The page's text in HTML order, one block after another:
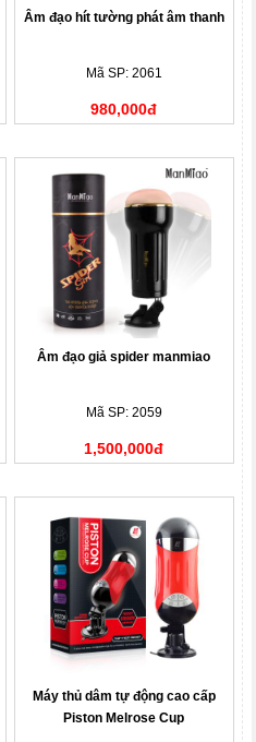
Âm đạo hít tường phát âm thanh
Mã SP: 2061
980,000đ
Âm đạo giả spider manmiao
Mã SP: 2059
1,500,000đ
Máy thủ dâm tự động cao cấp
Piston Melrose Cup